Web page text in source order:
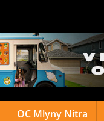
OC Mlyny Nitra